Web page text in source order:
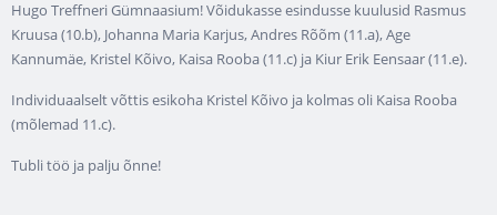
Hugo Treffneri Gümnaasium! Võidukasse esindusse kuulusid Rasmus
Kruusa (10.b), Johanna Maria Karjus, Andres Rõõm (11.a), Age
Kannumäe, Kristel Kõivo, Kaisa Rooba (11.c) ja Kiur Erik Eensaar (11.e).
Individuaalselt võttis esikoha Kristel Kõivo ja kolmas oli Kaisa Rooba
(mõlemad 11.c).
Tubli töö ja palju õnne!